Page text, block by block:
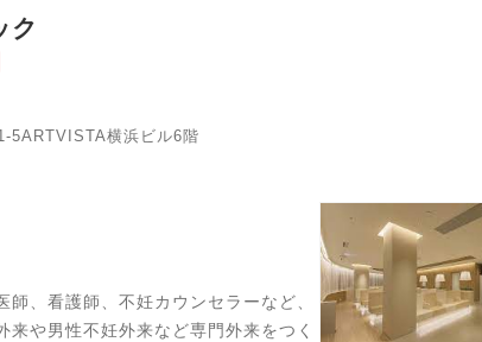
ク
5ARTVISTA横浜ビル6階
、看護師、不妊カウンセラーなど、
や男性不妊外来など専門外来をつく